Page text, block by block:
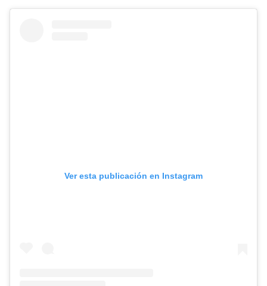
Ver esta publicación en Instagram